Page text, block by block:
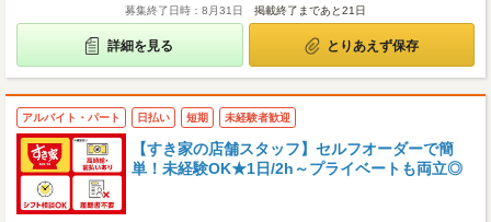
募集終了日時：8月31日 掲載終了まであと21日
詳細を見る とりあえず保存
アルバイト・パート 日払い 短期 未経験者歓迎
【すき家の店舗スタッフ】セルフオーダーで簡
単！未経験OK★1日/2h～プライベートも両立◎